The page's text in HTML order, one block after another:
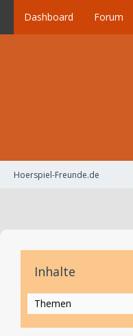
Dashboard Forum
Hoerspiel-Freunde.de
Inhalte
Themen